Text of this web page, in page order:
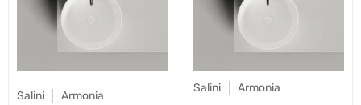
Salini Armonia
Salini Armonia